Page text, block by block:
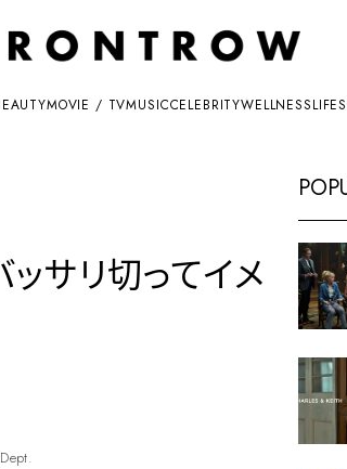
MOVIE / TVMUSICCELEBRITYWELLNESS
ッサリ切ってイメ